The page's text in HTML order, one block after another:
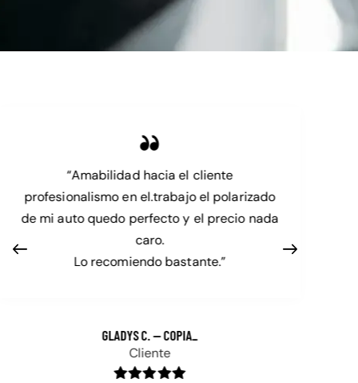
“Amabilidad hacia el cliente
profesionalismo en el.trabajo el polarizado
de mi auto quedo perfecto y el precio nada
caro.
Lo recomiendo bastante.”
GLADYS C.
Cliente